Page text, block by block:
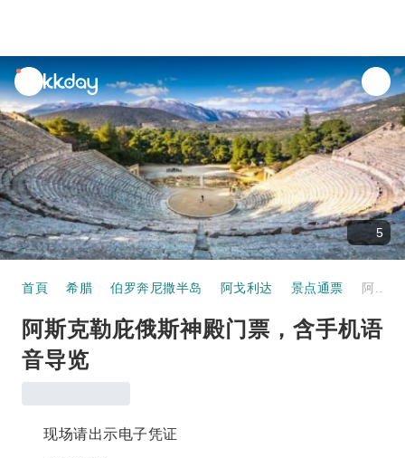
unread
notifications
5
首頁 希腊 伯罗奔尼撒半岛 阿戈利达 景点通票
阿斯克勒庇俄斯神殿门票，含手机语
音导览
现场请出示电子凭证